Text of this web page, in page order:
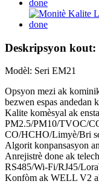
Deskripsyon kout:
Modèl: Seri EM21
Opsyon mezi ak
bezwen espas andedan
Kalite komèsyal ak
PM2.5/PM10/TVOC/
CO/HCHO/Limyè/Bri
Algorit konpansasyon
Anrejistrè done ak
RS485/Wi-Fi/RJ45/
Konfòm ak WELL V2